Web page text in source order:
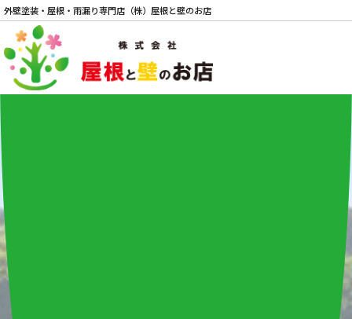
外壁塗装・屋根・雨漏り専門店（株）屋根と壁のお店